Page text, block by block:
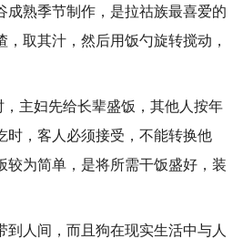
熟季节制作，是拉祜族最喜爱的
取其汁，然后用饭勺旋转搅动，
主妇先给长辈盛饭，其他人按年
时，客人必须接受，不能转换他
较为简单，是将所需干饭盛好，装
人间，而且狗在现实生活中与人